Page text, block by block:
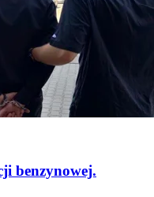
benzynowej.